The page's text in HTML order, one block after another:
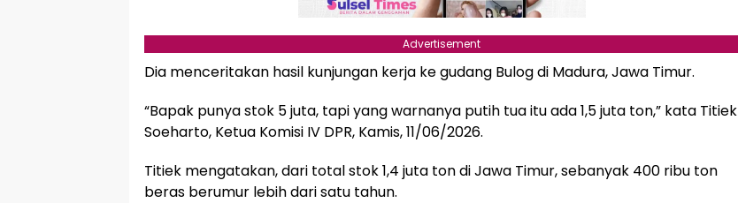
Advertisement
Dia menceritakan hasil kunjungan kerja ke gudang Bulog di Madura, Jawa Timur.
“Bapak punya stok 5 juta, tapi yang warnanya putih tua itu ada 1,5 juta ton,” kata Titiek
Soeharto, Ketua Komisi IV DPR, Kamis, 11/06/2026.
Titiek mengatakan, dari total stok 1,4 juta ton di Jawa Timur, sebanyak 400 ribu ton
beras berumur lebih dari satu tahun.